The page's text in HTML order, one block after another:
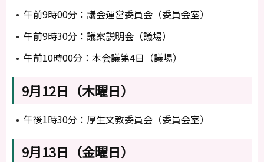
午前9時00分：議会運営委員会（委員会室）
午前9時30分：議案説明会（議場）
午前10時00分：本会議第4日（議場）
9月12日（木曜日）
午後1時30分：厚生文教委員会（委員会室）
9月13日（金曜日）